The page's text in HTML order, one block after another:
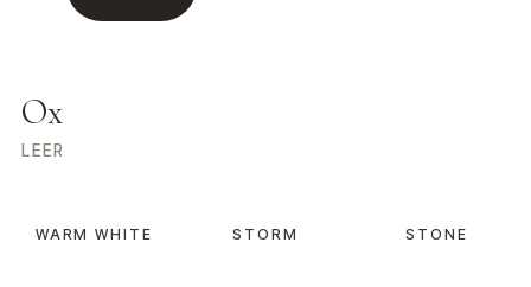
Ox
LEER
WARM WHITE STORM STONE